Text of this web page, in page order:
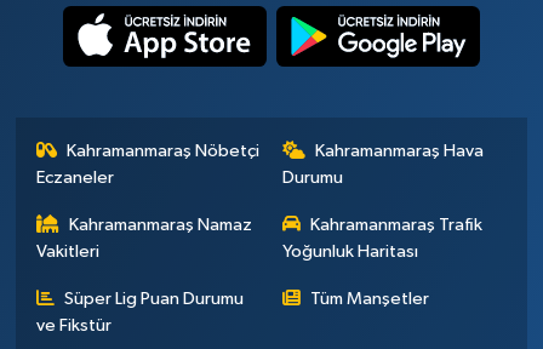
Kahramanmaraş Nöbetçi
Eczaneler
Kahramanmaraş Hava
Durumu
Kahramanmaraş Namaz
Vakitleri
Kahramanmaraş Trafik
Yoğunluk Haritası
Süper Lig Puan Durumu
ve Fikstür
Tüm Manşetler